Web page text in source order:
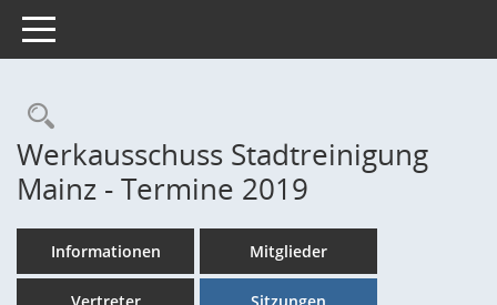
Toggle navigation
Rechercheauswahl
Werkausschuss Stadtreinigung
Mainz - Termine 2019
Informationen Mitglieder